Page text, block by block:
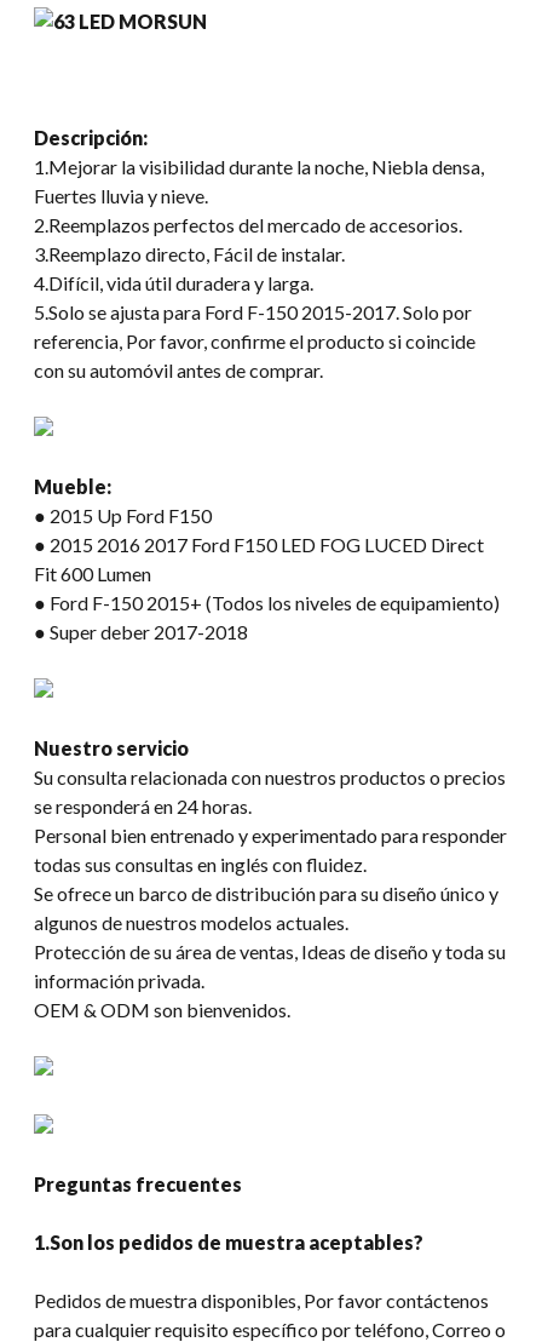
Descripción:
1.Mejorar la visibilidad durante la noche, Niebla densa,
Fuertes lluvia y nieve.
2.Reemplazos perfectos del mercado de accesorios.
3.Reemplazo directo, Fácil de instalar.
4.Difícil, vida útil duradera y larga.
5.Solo se ajusta para Ford F-150 2015-2017. Solo por
referencia, Por favor, confirme el producto si coincide
con su automóvil antes de comprar.
Mueble:
● 2015 Up Ford F150
● 2015 2016 2017 Ford F150 LED FOG LUCED Direct
Fit 600 Lumen
● Ford F-150 2015+ (Todos los niveles de equipamiento)
● Super deber 2017-2018
Nuestro servicio
Su consulta relacionada con nuestros productos o precios
se responderá en 24 horas.
Personal bien entrenado y experimentado para responder
todas sus consultas en inglés con fluidez.
Se ofrece un barco de distribución para su diseño único y
algunos de nuestros modelos actuales.
Protección de su área de ventas, Ideas de diseño y toda su
información privada.
OEM & ODM son bienvenidos.
Preguntas frecuentes
1.Son los pedidos de muestra aceptables?
Pedidos de muestra disponibles, Por favor contáctenos
para cualquier requisito específico por teléfono, Correo o